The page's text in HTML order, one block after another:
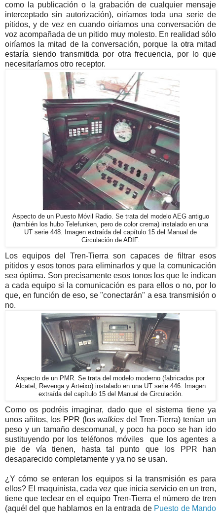
como la publicación o la grabación de cualquier mensaje
interceptado sin autorización), oiríamos toda una serie de
pitidos, y de vez en cuando oiríamos una conversación de
voz acompañada de un pitido muy molesto. En realidad sólo
oiríamos la mitad de la conversación, porque la otra mitad
estaría siendo transmitida por otra frecuencia, por lo que
necesitaríamos otro receptor.
Aspecto de un Puesto Móvil Radio. Se trata del modelo AEG antiguo
(también los hubo Telefunken, pero de color crema) instalado en una
UT serie 448. Imagen extraída del capítulo 15 del Manual de
Circulación de ADIF.
Los equipos del Tren-Tierra son capaces de filtrar esos
pitidos y esos tonos para eliminarlos y que la comunicación
sea óptima. Son precisamente esos tonos los que le indican
a cada equipo si la comunicación es para ellos o no, por lo
que, en función de eso, se "conectarán" a esa transmisión o
no.
Aspecto de un PMR. Se trata del modelo moderno (fabricados por
Alcatel, Revenga y Arteixo) instalado en una UT serie 446. Imagen
extraída del capítulo 15 del Manual de Circulación.
Como os podréis imaginar, dado que el sistema tiene ya
unos añitos, los PPR (loswalkies del Tren-Tierra) tenían un
peso y un tamaño descomunal, y poco ha poco se han ido
sustituyendo por los teléfonos móviles que los agentes a
pie de vía tienen, hasta tal punto que los PPR han
desaparecido completamente y ya no se usan.
¿Y cómo se enteran los equipos si la transmisión es para
ellos? El maquinista, cada vez que inicia servicio en un tren,
tiene que teclear en el equipo Tren-Tierra el número de tren
(aquél del que hablamos en la entrada de Puesto de Mando